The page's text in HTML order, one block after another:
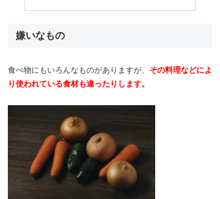
嫌いなもの
食べ物にもいろんなものがありますが、 その料理などによ
り使われている食材も違ったりします。